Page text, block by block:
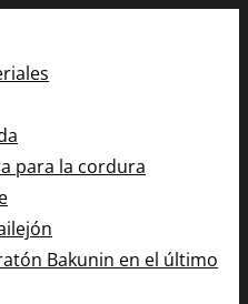
para la cordura
Bakunin en el último